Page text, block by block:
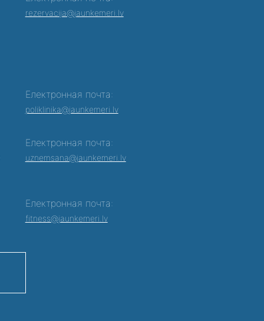
rezervacija@jaunkemeri.lv
Електронная почта:
poliklinika@jaunkemeri.lv
Електронная почта:
uznemsana@jaunkemeri.lv
Електронная почта:
fitness@jaunkemeri.lv